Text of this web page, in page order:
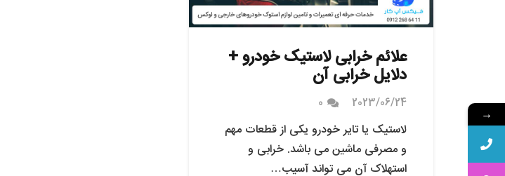
علائم خرابی لاستیک خودرو +
دلایل خرابی آن
2023/06/24
0
لاستیک یا تایر خودرو یکی از قطعات مهم
و مصرفی ماشین می باشد. خرابی و
استهلاک آن می تواند آسیب…
→